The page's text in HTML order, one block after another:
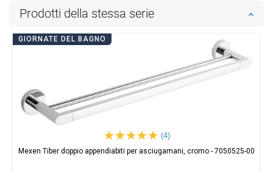
Prodotti della stessa serie
GIORNATE DEL BAGNO
(4)
Mexen Tiber doppio appendiabiti per asciugamani, cromo - 7050525-00